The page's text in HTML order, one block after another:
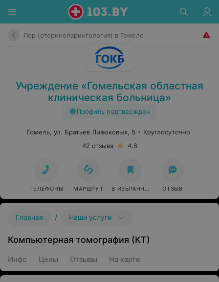
Лор (оториноларингология) в Гомеле
Учреждение «Гомельская областная
клиническая больница»
Профиль подтвержден
Гомель, ул. Братьев Лизюковых, 5
Круглосуточно
42 отзыва
4.6
ТЕЛЕФОНЫ МАРШРУТ В ИЗБРАННОЕ ОТЗЫВ
Главная / Наши услуги
Компьютерная томография (КТ)
Инфо Цены Отзывы На карте